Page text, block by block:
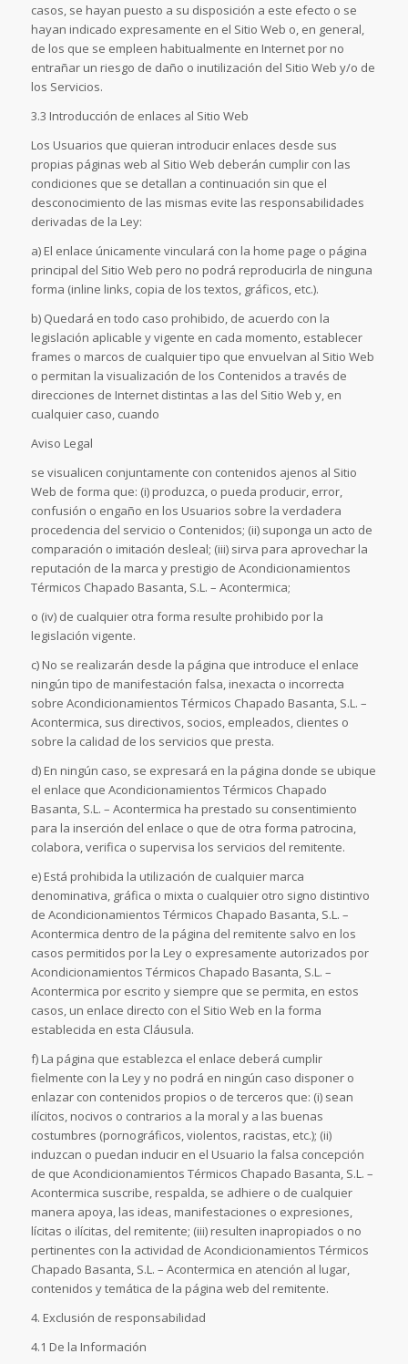
casos, se hayan puesto a su disposición a este efecto o se
hayan indicado expresamente en el Sitio Web o, en general,
de los que se empleen habitualmente en Internet por no
entrañar un riesgo de daño o inutilización del Sitio Web y/o de
los Servicios.
3.3 Introducción de enlaces al Sitio Web
Los Usuarios que quieran introducir enlaces desde sus
propias páginas web al Sitio Web deberán cumplir con las
condiciones que se detallan a continuación sin que el
desconocimiento de las mismas evite las responsabilidades
derivadas de la Ley:
a) El enlace únicamente vinculará con la home page o página
principal del Sitio Web pero no podrá reproducirla de ninguna
forma (inline links, copia de los textos, gráficos, etc.).
b) Quedará en todo caso prohibido, de acuerdo con la
legislación aplicable y vigente en cada momento, establecer
frames o marcos de cualquier tipo que envuelvan al Sitio Web
o permitan la visualización de los Contenidos a través de
direcciones de Internet distintas a las del Sitio Web y, en
cualquier caso, cuando
Aviso Legal
se visualicen conjuntamente con contenidos ajenos al Sitio
Web de forma que: (i) produzca, o pueda producir, error,
confusión o engaño en los Usuarios sobre la verdadera
procedencia del servicio o Contenidos; (ii) suponga un acto de
comparación o imitación desleal; (iii) sirva para aprovechar la
reputación de la marca y prestigio de Acondicionamientos
Térmicos Chapado Basanta, S.L. – Acontermica;
o (iv) de cualquier otra forma resulte prohibido por la
legislación vigente.
c) No se realizarán desde la página que introduce el enlace
ningún tipo de manifestación falsa, inexacta o incorrecta
sobre Acondicionamientos Térmicos Chapado Basanta, S.L. –
Acontermica, sus directivos, socios, empleados, clientes o
sobre la calidad de los servicios que presta.
d) En ningún caso, se expresará en la página donde se ubique
el enlace que Acondicionamientos Térmicos Chapado
Basanta, S.L. – Acontermica ha prestado su consentimiento
para la inserción del enlace o que de otra forma patrocina,
colabora, verifica o supervisa los servicios del remitente.
e) Está prohibida la utilización de cualquier marca
denominativa, gráfica o mixta o cualquier otro signo distintivo
de Acondicionamientos Térmicos Chapado Basanta, S.L. –
Acontermica dentro de la página del remitente salvo en los
casos permitidos por la Ley o expresamente autorizados por
Acondicionamientos Térmicos Chapado Basanta, S.L. –
Acontermica por escrito y siempre que se permita, en estos
casos, un enlace directo con el Sitio Web en la forma
establecida en esta Cláusula.
f) La página que establezca el enlace deberá cumplir
fielmente con la Ley y no podrá en ningún caso disponer o
enlazar con contenidos propios o de terceros que: (i) sean
ilícitos, nocivos o contrarios a la moral y a las buenas
costumbres (pornográficos, violentos, racistas, etc.); (ii)
induzcan o puedan inducir en el Usuario la falsa concepción
de que Acondicionamientos Térmicos Chapado Basanta, S.L. –
Acontermica suscribe, respalda, se adhiere o de cualquier
manera apoya, las ideas, manifestaciones o expresiones,
lícitas o ilícitas, del remitente; (iii) resulten inapropiados o no
pertinentes con la actividad de Acondicionamientos Térmicos
Chapado Basanta, S.L. – Acontermica en atención al lugar,
contenidos y temática de la página web del remitente.
4. Exclusión de responsabilidad
4.1 De la Información